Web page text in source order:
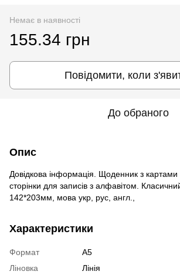
Немає в наявності
155.34 грн
Повідомити, коли
До обраного
Опис
Довідкова інформація. Щоденник з картами
сторінки для записів з алфавітом.
142*203мм, мова укр, рус, англ.,
Характеристики
Формат
А5
Ліновка
Лінія